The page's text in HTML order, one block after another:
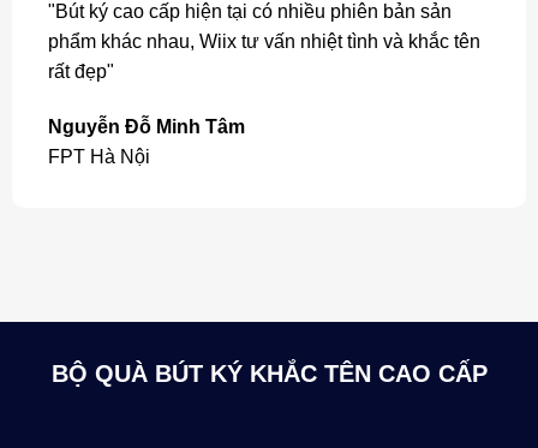
"Bút ký cao cấp hiện tại có nhiều phiên bản sản
phẩm khác nhau, Wiix tư vấn nhiệt tình và khắc tên
rất đẹp"
Nguyễn Đỗ Minh Tâm
FPT Hà Nội
BỘ QUÀ BÚT KÝ KHẮC TÊN CAO CẤP